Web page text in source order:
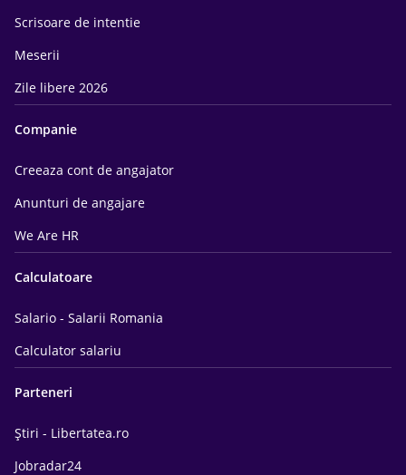
Scrisoare de intentie
Meserii
Zile libere 2026
Companie
Creeaza cont de angajator
Anunturi de angajare
We Are HR
Calculatoare
Salario - Salarii Romania
Calculator salariu
Parteneri
Știri - Libertatea.ro
Jobradar24